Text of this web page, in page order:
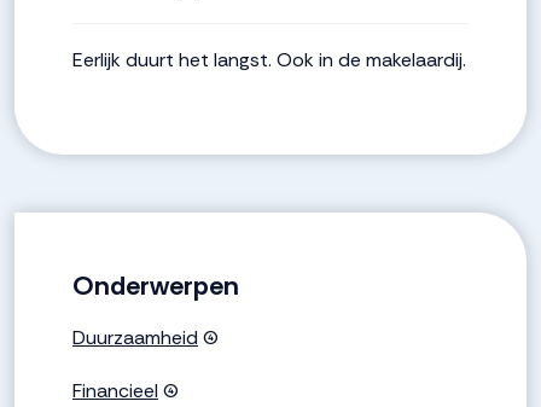
Eerlijk duurt het langst. Ook in de makelaardij.
Onderwerpen
Duurzaamheid (4)
Financieel (4)